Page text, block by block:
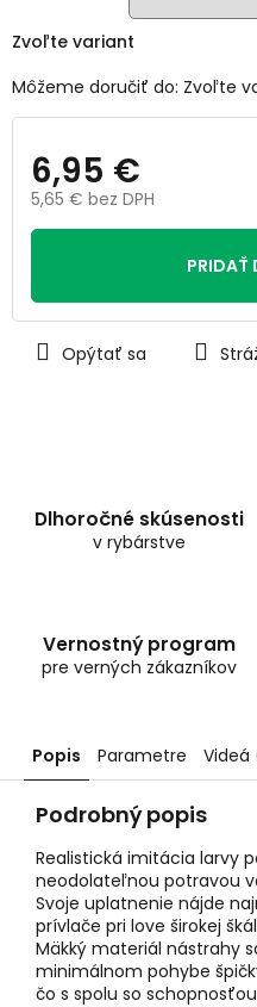
Zvoľte variant
Môžeme doručiť do: Zvoľte
6,95 €
5,65 € bez DPH
Jednotková
PRIDAŤ
Opýtať sa
Dlhoročné skúsenosti
v rybárstve
Vernostný program
pre verných zákazníkov
Popis Parametre Videá
Podrobný popis
Realistická imitácia larvy
neodolateľnou potravou
Svoje uplatnenie nájde
prívlače pri love širokej
Mäkký materiál nástrahy
minimálnom pohybe
čo s spolu so